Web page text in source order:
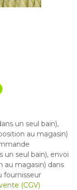
un seul bain),
au magasin)
un seul bain), envoi
au magasin) dans
fournisseur
(CGV)